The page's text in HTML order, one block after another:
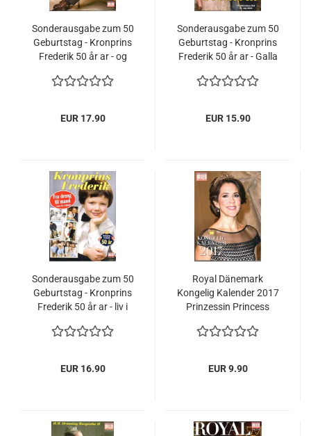
Sonderausgabe zum 50
Geburtstag - Kronprins
Frederik 50 år ar - og
Mary
EUR 17.90
Sonderausgabe zum 50
Geburtstag - Kronprins
Frederik 50 år ar - Galla
Mary
EUR 15.90
Sonderausgabe zum 50
Geburtstag - Kronprins
Frederik 50 år ar - liv i
Mary
EUR 16.90
Royal Dänemark
Kongelig Kalender 2017
Prinzessin Princess
Margrethe
EUR 9.90